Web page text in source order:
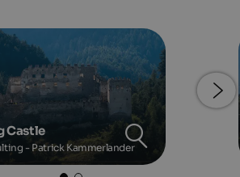
Castle
- Patrick Kammerlander